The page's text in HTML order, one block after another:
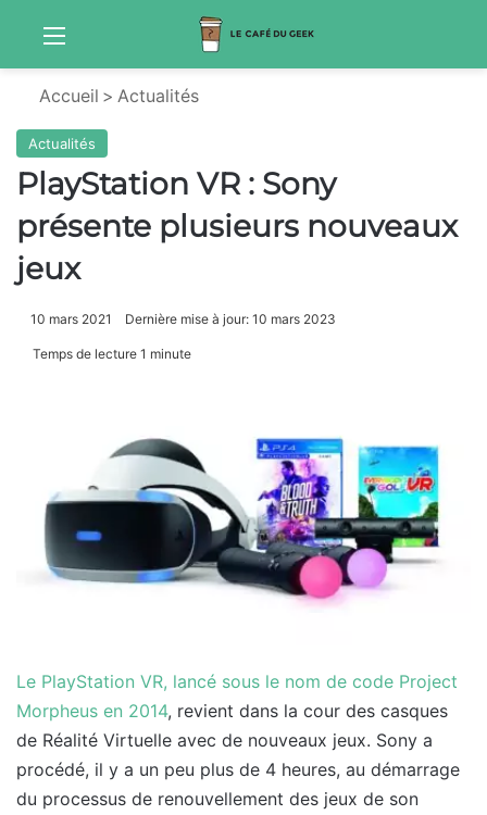
Menu
Accueil > Actualités
Actualités
PlayStation VR : Sony
présente plusieurs nouveaux
jeux
10 mars 2021 Dernière mise à jour: 10 mars 2023
Temps de lecture 1 minute
Le PlayStation VR, lancé sous le nom de code Project
Morpheus en 2014, revient dans la cour des casques
de Réalité Virtuelle avec de nouveaux jeux. Sony a
procédé, il y a un peu plus de 4 heures, au démarrage
du processus de renouvellement des jeux de son